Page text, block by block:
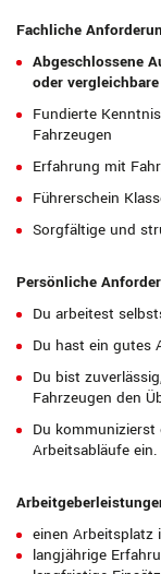
Fachliche
Abgeschlossene
oder
Fundierte
Fahrzeugen
Erfahrung mit
Führerschein
Sorgfältige und
Persönliche
Du arbeitest
Du hast ein gutes
Du bist
Fahrzeugen den
Du
Arbeitsabläufe ein.
einen Arbeitsplatz
langjährige